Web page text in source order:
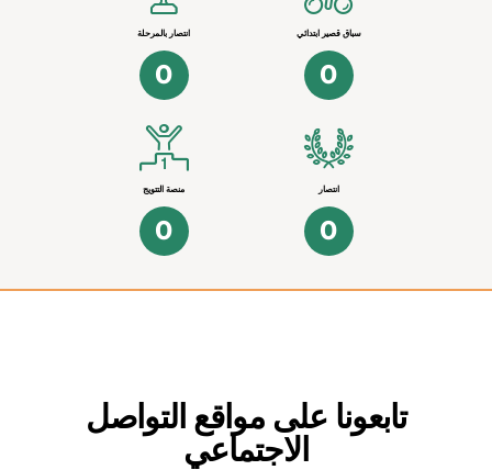
سباق قصير ابتدائي
0
انتصار بالمرحلة
0
انتصار
0
منصة التتويج
0
تابعونا على مواقع التواصل
الاجتماعي